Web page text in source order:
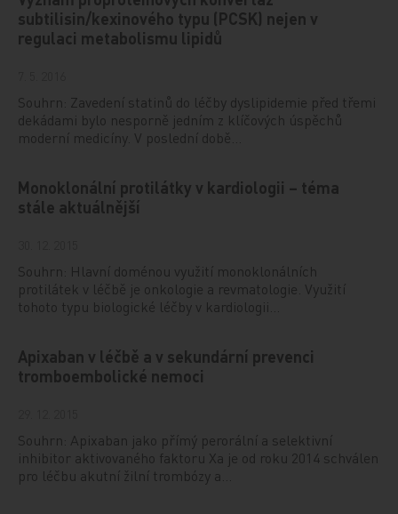
subtilisin/kexinového typu (PCSK) nejen v
regulaci metabolismu lipidů
Souhrn: Zavedení statinů do léčby dyslipidemie před třemi
dekádami bylo nesporně jedním z klíčových úspěchů
moderní medicíny. V poslední době…
Monoklonální protilátky v kardiologii – téma
stále aktuálnější
Souhrn: Hlavní doménou využití monoklonálních
protilátek v léčbě je onkologie a revmatologie. Využití
tohoto typu biologické léčby v kardiologii…
Apixaban v léčbě a v sekundární prevenci
tromboembolické nemoci
Souhrn: Apixaban jako přímý perorální a selektivní
inhibitor aktivovaného faktoru Xa je od roku 2014 schválen
pro léčbu akutní žilní trombózy a…